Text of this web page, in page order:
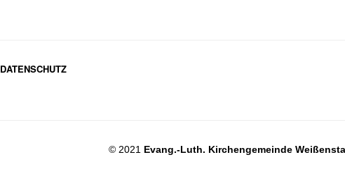
DATENSCHUTZ
© 2021 Evang.-Luth. Kirchengemeinde